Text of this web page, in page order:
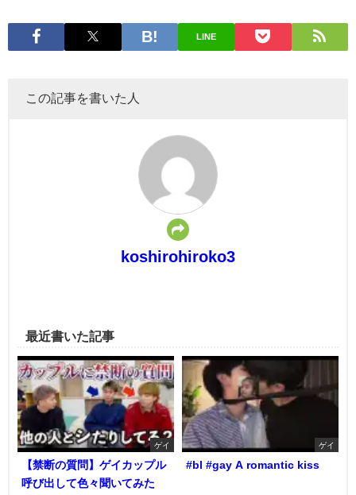
LINE
この記事を書いた人
koshirohiroko3
最近書いた記事
ゲイ
【禁断の質問】ゲイカップル
呼び出して色々聞いてみた
ゲイ
#bl #gay A romantic kiss